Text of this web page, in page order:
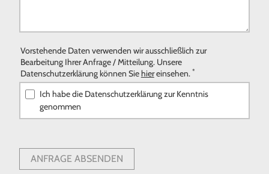
Vorstehende Daten verwenden wir ausschließlich zur
Bearbeitung Ihrer Anfrage / Mitteilung. Unsere
Datenschutzerklärung können Sie hiereinsehen. *
Ich habe die Datenschutzerklärung zur Kenntnis
genommen
ANFRAGE ABSENDEN